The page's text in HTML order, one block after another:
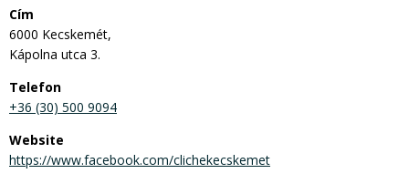
Cím
6000 Kecskemét,
Kápolna utca 3.
Telefon
+36 (30) 500 9094
Website
https://www.facebook.com/clichekecskemet